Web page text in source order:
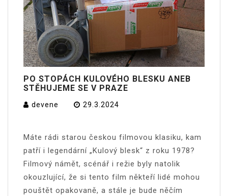
PO STOPÁCH KULOVÉHO BLESKU ANEB
STĚHUJEME SE V PRAZE
devene 29.3.2024
Máte rádi starou českou filmovou klasiku, kam
patří i legendární „Kulový blesk“ z roku 1978?
Filmový námět, scénář i režie byly natolik
okouzlující, že si tento film někteří lidé mohou
pouštět opakovaně, a stále je bude něčím